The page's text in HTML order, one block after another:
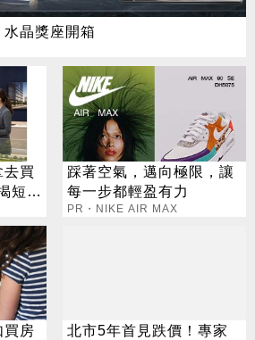
晶獎座開箱
去買
短影
踩著空氣，邁向極限，讓
每一步都輕盈有力
PR・NIKE AIR MAX
買房
北市5年首見跌價！專家